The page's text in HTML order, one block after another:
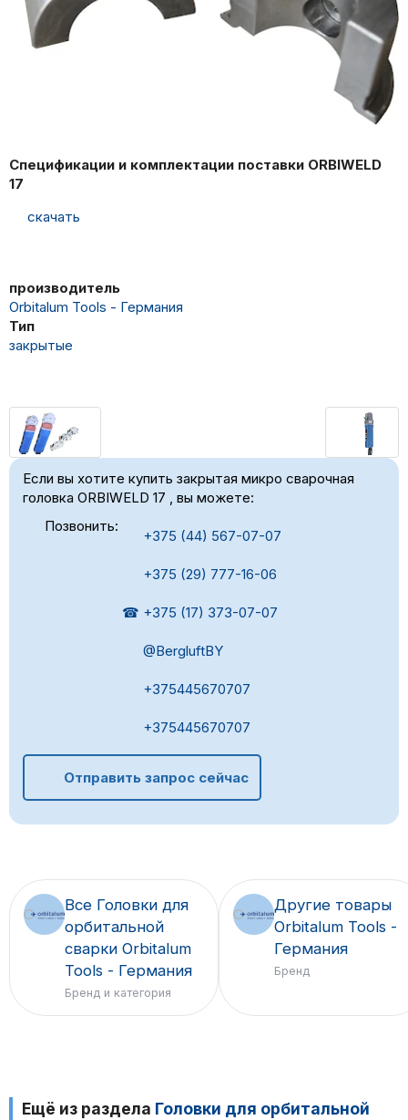
Спецификации и комплектации поставки ORBIWELD
17
скачать
производитель
Orbitalum Tools - Германия
Тип
закрытые
Если вы хотите купить закрытая микро сварочная
головка ORBIWELD 17 , вы можете:
Позвонить:
+375 (44) 567-07-07
+375 (29) 777-16-06
☎ +375 (17) 373-07-07
@BergluftBY
+375445670707
+375445670707
Отправить запрос сейчас
Все Головки для
орбитальной
сварки Orbitalum
Tools - Германия
Бренд и категория
Другие товары
Orbitalum Tools -
Германия
Бренд
Ещё из раздела Головки для орбитальной